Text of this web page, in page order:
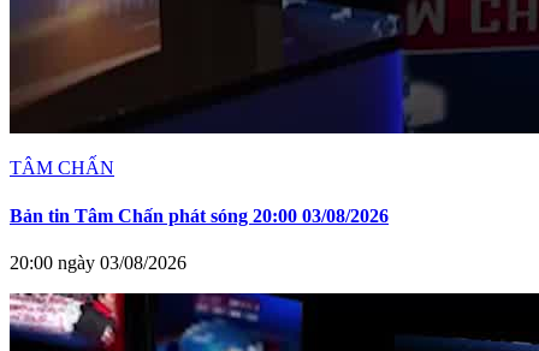
TÂM CHẤN
Bản tin Tâm Chấn phát sóng 20:00 03/08/2026
20:00 ngày 03/08/2026